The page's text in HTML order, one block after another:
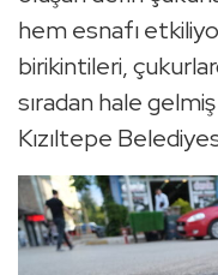
hem esnafı
birikintileri,
sıradan hale
Kızıltepe